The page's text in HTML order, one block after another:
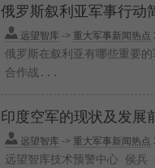
俄罗斯叙利亚军事行动
远望智库 -> 重大军事新闻热点
俄罗斯在叙利亚有哪些重要
合作战...
印度空军的现状及发展
远望智库 -> 重大军事新闻热点
远望智库技术预警中心 侯兵